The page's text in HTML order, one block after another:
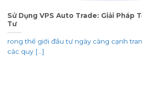
Sử Dụng VPS Auto Trade: Giải Pháp
Tư
rong thế giới đầu tư ngày càng cạnh
các quy [...]